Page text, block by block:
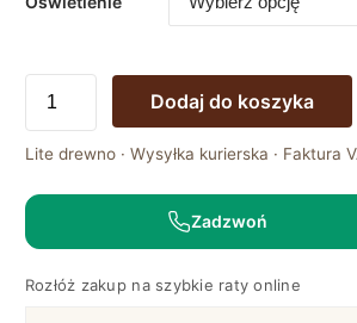
szafa
litego
drewna
Dodaj do koszyka
Lite drewno · Wysyłka kurierska · Faktura
Zadzwoń
Rozłóż zakup na szybkie raty online